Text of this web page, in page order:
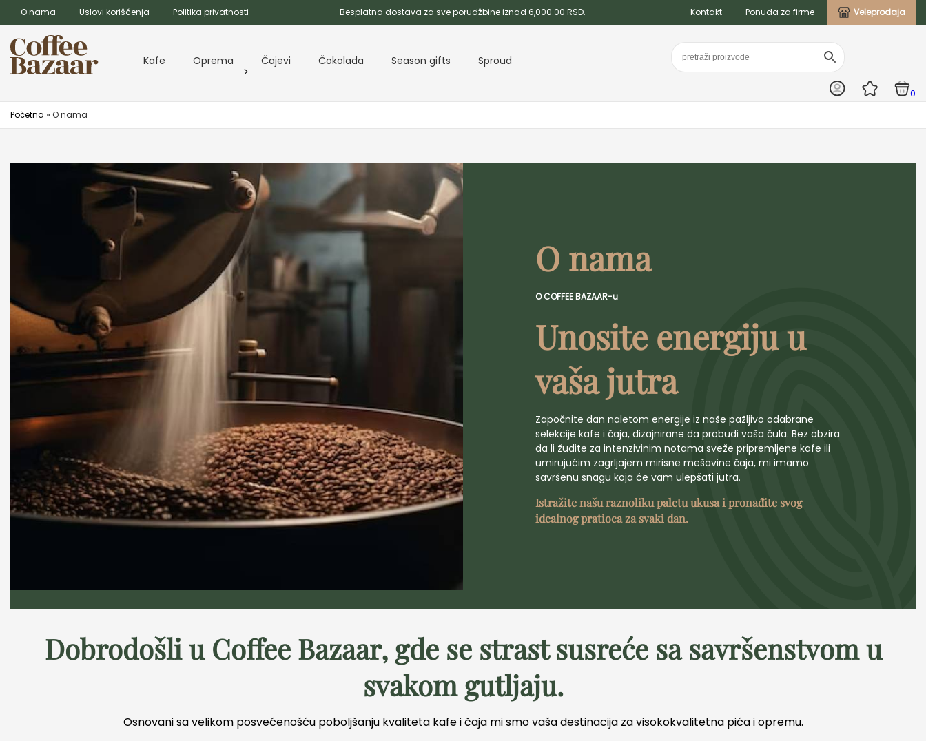
O nama Uslovi korišćenja Politika privatnosti Besplatna dostava za sve porudžbine iznad 6,000.00 RSD. Kontakt Ponuda za firme Veleprodaja
Kafe Oprema Čajevi Čokolada Season gifts Sproud
0
Početna » O nama
O nama
O COFFEE BAZAAR-u
Unosite energiju u
vaša jutra
Započnite dan naletom energije iz naše pažljivo odabrane
selekcije kafe i čaja, dizajnirane da probudi vaša čula. Bez obzira
da li žudite za intenzivinim notama sveže pripremljene kafe ili
umirujućim zagrljajem mirisne mešavine čaja, mi imamo
savršenu snagu koja će vam ulepšati jutra.
Istražite našu raznoliku paletu ukusa i pronađite svog
idealnog pratioca za svaki dan.
Dobrodošli u Coffee Bazaar, gde se strast susreće sa savršenstvom u
svakom gutljaju.
Osnovani sa velikom posvećenošću poboljšanju kvaliteta kafe i čaja mi smo vaša destinacija za visokokvalitetna pića i opremu.